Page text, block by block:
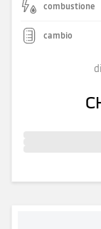
combustione
cambio